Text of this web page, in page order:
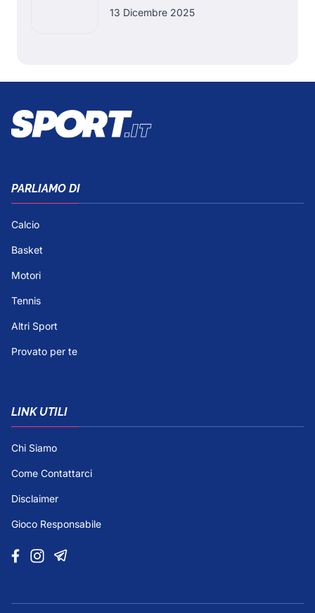
13 Dicembre 2025
PARLIAMO DI
Calcio
Basket
Motori
Tennis
Altri Sport
Provato per te
LINK UTILI
Chi Siamo
Come Contattarci
Disclaimer
Gioco Responsabile